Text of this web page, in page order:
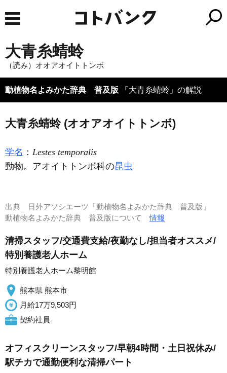
大青糸蜻蛉
（読み）オオアオイトトンボ
動植物名よみかた辞典 普及版 「大青糸蜻蛉」の解説
大青糸蜻蛉 (オオアオイトトンボ)
学名 ： Lestes temporalis
動物。アオイトトンボ科の昆虫
出典
日外アソシエーツ「動植物名よみかた辞典 普及版」
動植物名よみかた辞典 普及版について情報
清掃スタッフ/交通費支給/夜勤なし/担当者オススメ/
特別養護老人ホーム
特別養護老人ホーム黎明館
熊本県 熊本市
月給17万9,503円
契約社員
オフィスクリーンスタッフ/早朝4時間・土日祝休み/
駅チカで通勤便利な清掃パート